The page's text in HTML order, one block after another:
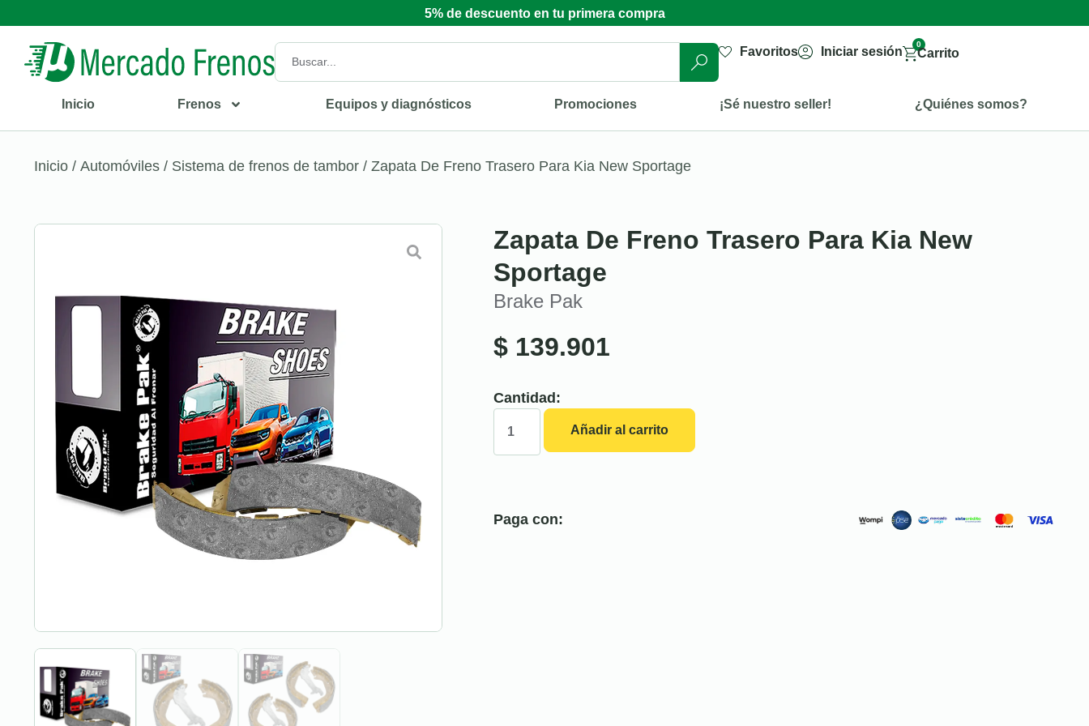
5% de descuento en tu primera compra
Favoritos Iniciar sesión
0
Carrito
Inicio Frenos Equipos y diagnósticos Promociones ¡Sé nuestro seller! ¿Quiénes somos?
Inicio / Automóviles / Sistema de frenos de tambor / Zapata De Freno Trasero Para Kia New Sportage
Zapata De Freno Trasero Para Kia New
Sportage
Brake Pak
$ 139.901
Cantidad:
Añadir al carrito
Paga con: